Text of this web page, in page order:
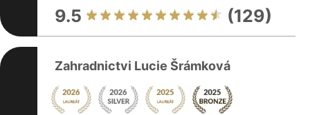
9.5 (129)
Zahradnictvi Lucie Šrámková